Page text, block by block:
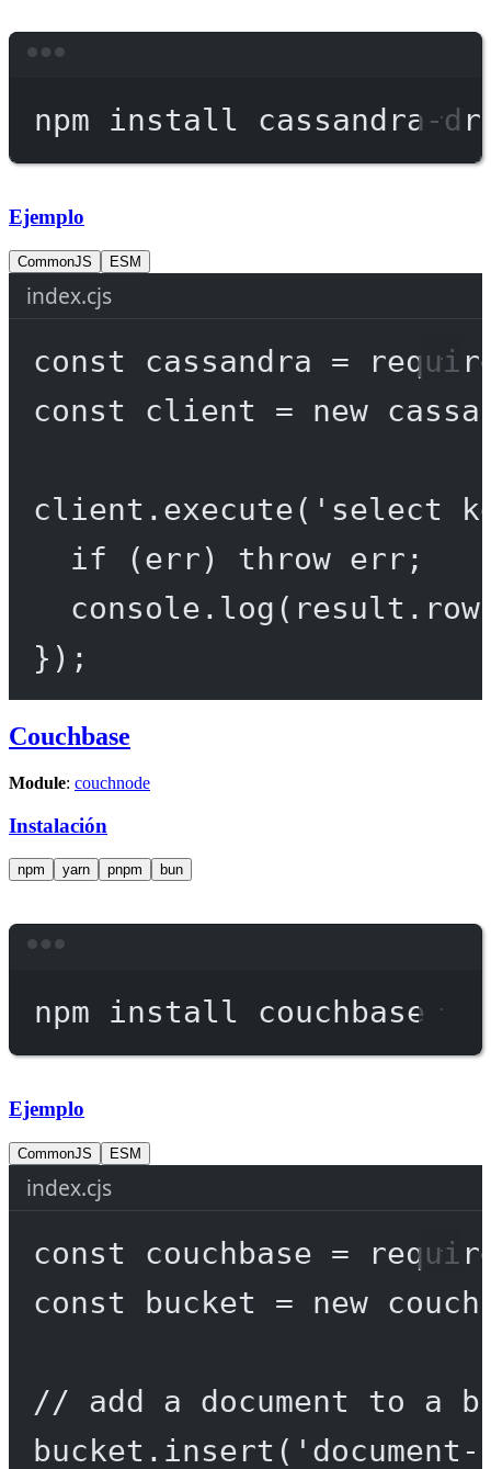
npm install cassandra-
Ejemplo
CommonJS ESM
index.cjs
const cassandra =
const
client = new
client. execute( 'select
if (err) throw err;
console. log
});
Couchbase
Module: couchnode
Instalación
npm yarn pnpm bun
npm install couchbase
Ejemplo
CommonJS ESM
index.cjs
const couchbase =
const
bucket = new
// add a document to a
bucket. insert (